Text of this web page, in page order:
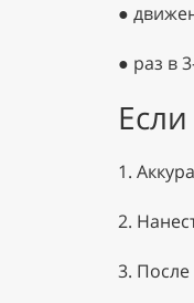
●
● раз в
1.
2.
3.